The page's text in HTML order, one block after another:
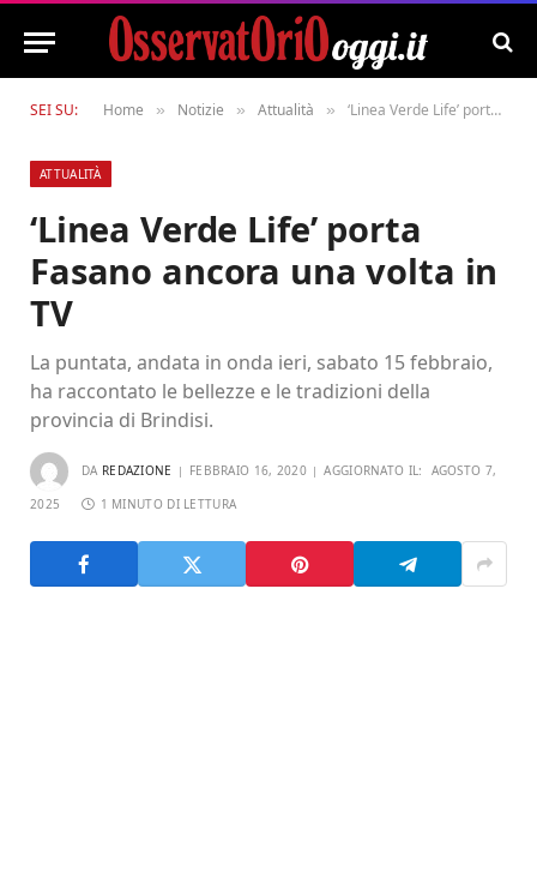
SEI SU: Home » Notizie » Attualità » ‘Linea Verde Life’ porta Fasano ancora una volta in TV
ATTUALITÀ
‘Linea Verde Life’ porta
Fasano ancora una volta in
TV
La puntata, andata in onda ieri, sabato 15 febbraio,
ha raccontato le bellezze e le tradizioni della
provincia di Brindisi.
DA REDAZIONE FEBBRAIO 16, 2020 AGGIORNATO IL: AGOSTO 7,
2025 1 MINUTO DI LETTURA